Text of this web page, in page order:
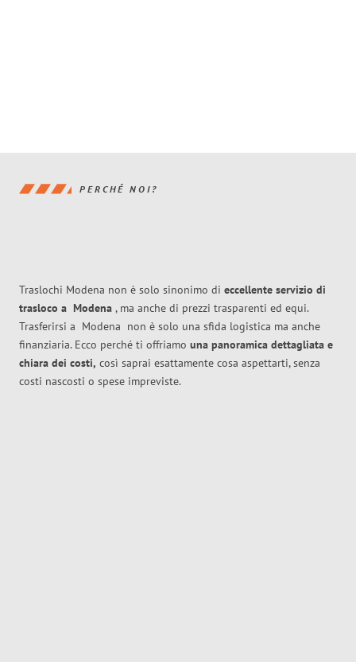
PERCHÉ NOI?
Traslochi Modena non è solo sinonimo di eccellente servizio di
trasloco a Modena , ma anche di prezzi trasparenti ed equi.
Trasferirsi a Modena non è solo una sfida logistica ma anche
finanziaria. Ecco perché ti offriamo una panoramica dettagliata e
chiara dei costi, così saprai esattamente cosa aspettarti, senza
costi nascosti o spese impreviste.